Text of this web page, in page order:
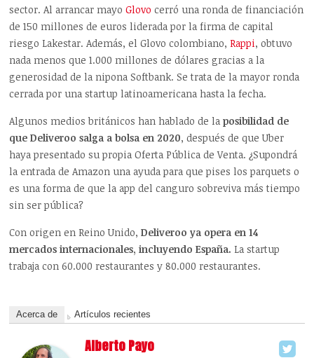
sector. Al arrancar mayoGlovo cerró una ronda de financiación
de 150 millones de euros liderada por la firma de capital
riesgo Lakestar. Además, el Glovo colombiano,Rappi, obtuvo
nada menos que 1.000 millones de dólares gracias a la
generosidad de la nipona Softbank. Se trata de la mayor ronda
cerrada por una startup latinoamericana hasta la fecha.
Algunos medios británicos han hablado de laposibilidad de
que Deliveroo salga a bolsa en 2020, después de que Uber
haya presentado su propia Oferta Pública de Venta. ¿Supondrá
la entrada de Amazon una ayuda para que pises los parquets o
es una forma de que la app del canguro sobreviva más tiempo
sin ser pública?
Con origen en Reino Unido,Deliveroo ya opera en 14
mercados internacionales, incluyendo España.La startup
trabaja con 60.000 restaurantes y 80.000 restaurantes.
Acerca de Artículos recientes
Alberto Payo